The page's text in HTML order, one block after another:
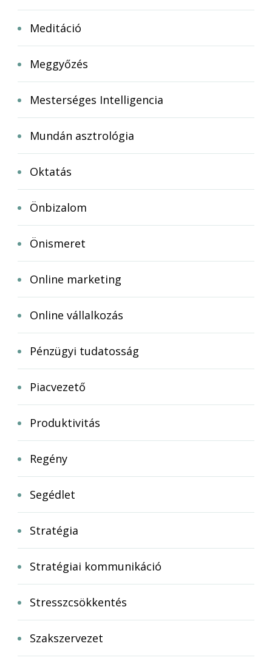
Meditáció
Meggyőzés
Mesterséges Intelligencia
Mundán asztrológia
Oktatás
Önbizalom
Önismeret
Online marketing
Online vállalkozás
Pénzügyi tudatosság
Piacvezető
Produktivitás
Regény
Segédlet
Stratégia
Stratégiai kommunikáció
Stresszcsökkentés
Szakszervezet